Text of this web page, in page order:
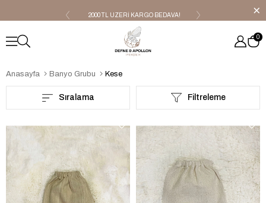
2000 TL ÜZERİ KARGO BEDAVA! OUTLET ÜRÜNLER!!
0
Anasayfa Banyo Grubu Kese
Filtreleme
Sıralama